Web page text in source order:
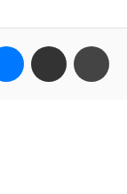
MessengerПоделиться через электронную почту